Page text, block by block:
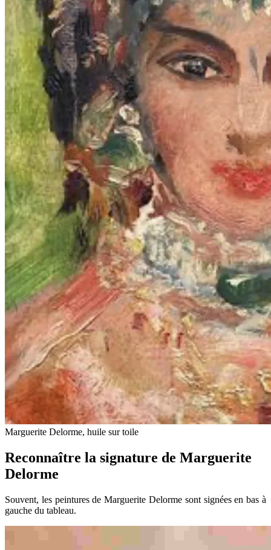
Marguerite Delorme, huile sur toile
Reconnaître la signature de Marguerite
Delorme
Souvent, les peintures de Marguerite Delorme sont signées en bas à
gauche du tableau.